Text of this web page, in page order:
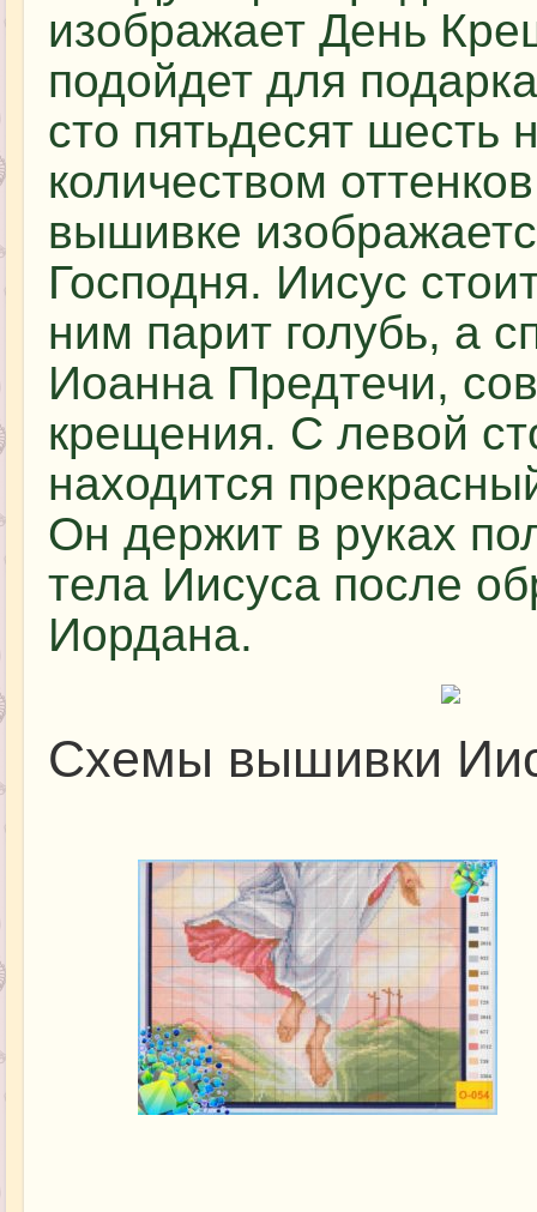
изображает День
подойдет для
сто пятьдесят шесть
количеством
вышивке
Господня. Иисус
ним парит голубь, а
Иоанна Предтечи,
крещения. С левой
находится
Он держит в руках
тела Иисуса после
Иордана.
Схемы вышивки